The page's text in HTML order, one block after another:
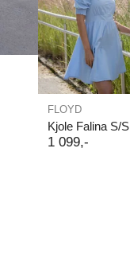
FLOYD
Kjole Falina S/S
1 099,-